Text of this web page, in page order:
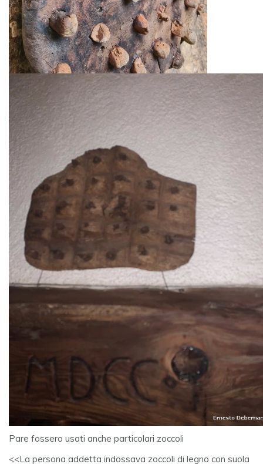
Pare fossero usati anche particolari zoccoli
<<La persona addetta indossava zoccoli di legno con suola